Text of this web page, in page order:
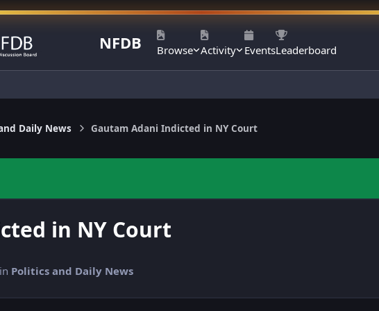
NFDB Browse Activity EventsLeaderboard
Daily News Gautam Adani Indicted in NY Court
in NY Court
in Politics and Daily News